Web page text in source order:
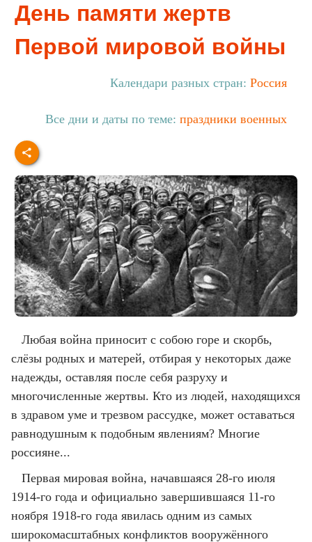
День памяти жертв
Первой мировой войны
Календари разных стран: Россия
Все дни и даты по теме: праздники военных
Любая война приносит с собою горе и скорбь,
слёзы родных и матерей, отбирая у некоторых даже
надежды, оставляя после себя разруху и
многочисленные жертвы. Кто из людей, находящихся
в здравом уме и трезвом рассудке, может оставаться
равнодушным к подобным явлениям? Многие
россияне...
Первая мировая война, начавшаяся 28-го июля
1914-го года и официально завершившаяся 11-го
ноября 1918-го года явилась одним из самых
широкомасштабных конфликтов вооружённого